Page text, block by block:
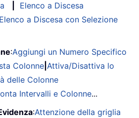
Elenco a Discesa
Elenco a Discesa con Selezione
:Aggiungi un Numero Specifico
Colonne Attiva/Disattiva lo
delle Colonne
Intervalli e Colonne...
:Attenzione della griglia